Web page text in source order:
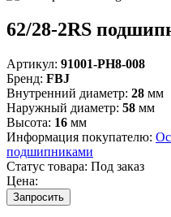
62/28-2RS
Артикул: 91001-PH8-008
Бренд: FBJ
Внутренний диаметр: 28 мм
Наружный диаметр: 58 мм
Высота: 16 мм
Информация покупателю:
подшипниками
Статус товара: Под заказ
Цена:
Запросить